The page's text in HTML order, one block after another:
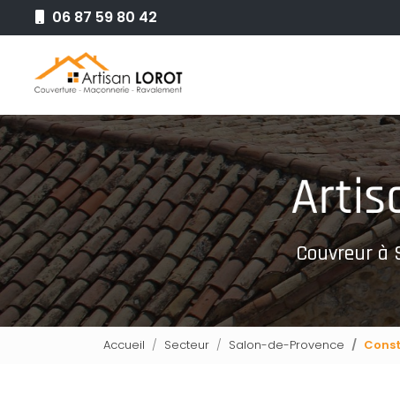
principal
06 87 59 80 42
Couvreur à
Accueil Secteur Salon-de-Provence